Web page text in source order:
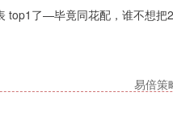
top1了—毕竟同花配，谁不想
易倍策